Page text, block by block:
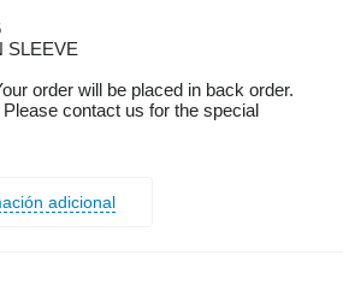
SLEEVE
order will be placed in back order.
contact us for the special
adicional